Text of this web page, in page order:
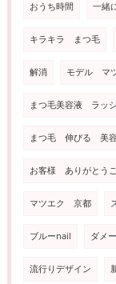
おうち時間 一緒
キラキラ まつ毛
解消 モデル マ
まつ毛美容液 ラッ
まつ毛 伸びる 美
お客様 ありがとう
マツエク 京都
ブルーnail ダメ
流行りデザイン